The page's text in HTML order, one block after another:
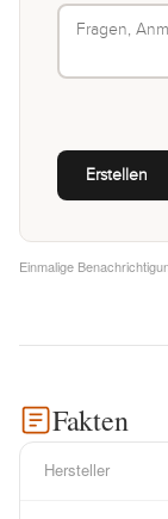
Einmalige
Fakten
Hersteller